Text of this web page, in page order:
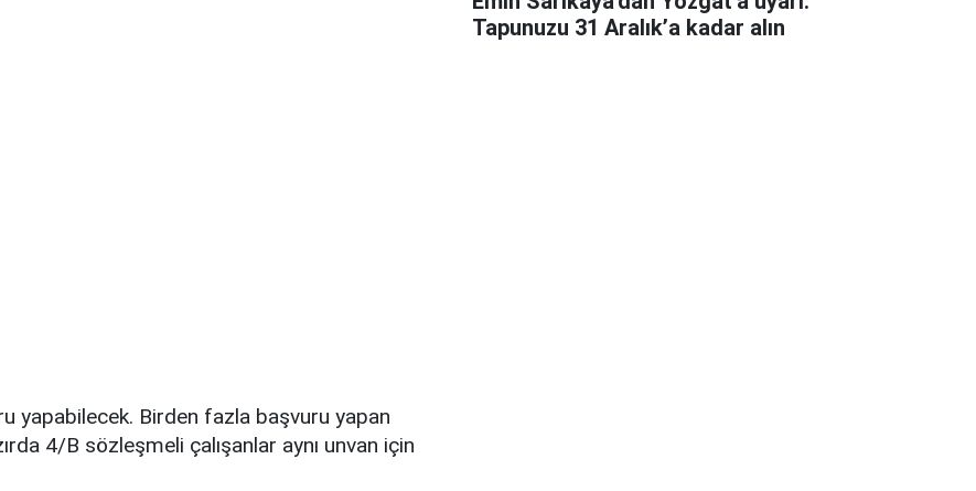
yapabilecek. Birden fazla başvuru yapan
4/B sözleşmeli çalışanlar aynı unvan için
Tapunuzu 31 Aralık’a kadar alın